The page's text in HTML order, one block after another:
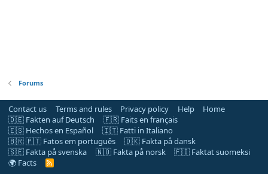
Forums
Contact us Terms and rules Privacy policy Help
Home
🇩🇪 Fakten auf Deutsch
🇫🇷 Faits en français
🇪🇸 Hechos en Español
🇮🇹 Fatti in Italiano
🇧🇷 🇵🇹 Fatos em português
🇩🇰 Fakta på dansk
🇸🇪 Fakta på svenska
🇳🇴 Fakta på norsk
🇫🇮 Faktat suomeksi
🌍 Facts
R